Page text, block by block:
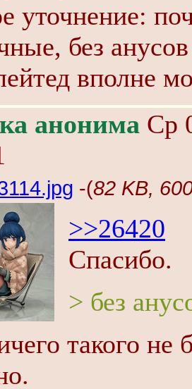
уточнение:
без
вполне
анонима Ср
-(82 KB,
>>26420
Спасибо.
> без
такого не